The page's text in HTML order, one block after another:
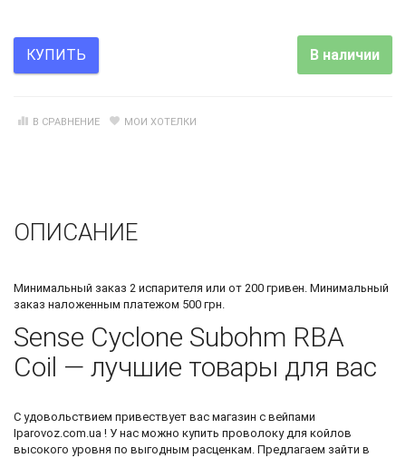
КУПИТЬ В наличии
В СРАВНЕНИЕ МОИ ХОТЕЛКИ
ОПИСАНИЕ
Минимальный заказ 2 испарителя или от 200 гривен. Минимальный
заказ наложенным платежом 500 грн.
Sense Cyclone Subohm RBA
Coil — лучшие товары для вас
С удовольствием привествует вас магазин с вейпами
Iparovoz.com.ua ! У нас можно купить проволоку для койлов
высокого уровня по выгодным расценкам. Предлагаем зайти в